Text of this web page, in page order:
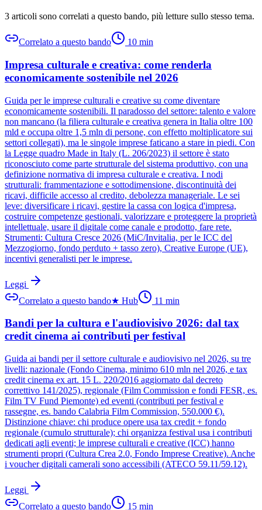
3 articoli sono correlati a questo bando, più letture sullo stesso tema.
Correlato a questo bando 10 min
Impresa culturale e creativa: come renderla
economicamente sostenibile nel 2026
Guida per le imprese culturali e creative su come diventare
economicamente sostenibili. Il paradosso del settore: talento e valore
non mancano (la filiera culturale e creativa genera in Italia oltre 100
mld e occupa oltre 1,5 mln di persone, con effetto moltiplicatore sui
settori collegati), ma le singole imprese faticano a stare in piedi. Con
la Legge quadro Made in Italy (L. 206/2023) il settore è stato
riconosciuto come parte strutturale del sistema produttivo, con una
definizione normativa di impresa culturale e creativa. I nodi
strutturali: frammentazione e sottodimensione, discontinuità dei
ricavi, difficile accesso al credito, debolezza manageriale. Le sei
leve: diversificare i ricavi, gestire la cassa con logica d'impresa,
costruire competenze gestionali, valorizzare e proteggere la proprietà
intellettuale, usare il digitale come canale e prodotto, fare rete.
Strumenti: Cultura Cresce 2026 (MiC/Invitalia, per le ICC del
Mezzogiorno, fondo perduto + tasso zero), Creative Europe (UE),
incentivi generalisti per le imprese.
Leggi
Correlato a questo bando★ Hub 11 min
Bandi per la cultura e l'audiovisivo 2026: dal tax
credit cinema ai contributi per festival
Guida ai bandi per il settore culturale e audiovisivo nel 2026, su tre
livelli: nazionale (Fondo Cinema, minimo 610 mln nel 2026, e tax
credit cinema ex art. 15 L. 220/2016 aggiornato dal decreto
correttivo 141/2025), regionale (Film Commission e fondi FESR, es.
Film TV Fund Piemonte) ed eventi (contributi per festival e
rassegne, es. bando Calabria Film Commission, 550.000 €).
Distinzione chiave: chi produce opere usa tax credit + fondo
regionale (cumulo strutturale); chi organizza festival usa i contributi
dedicati agli eventi; le imprese culturali e creative (ICC) hanno
strumenti propri (Cultura Crea 2.0, Fondo Imprese Creative). Anche
i voucher digitali camerali sono accessibili (ATECO 59.11/59.12).
Leggi
Correlato a questo bando
15 min